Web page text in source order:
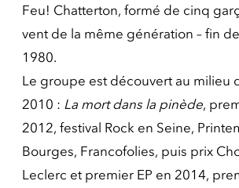
Feu! Chatterton, formé de cinq
vent de la même génération – fin
1980.
Le groupe est découvert au milieu
2010 : La mort dans la pinède,
2012, festival Rock en Seine,
Bourges, Francofolies, puis prix
Leclerc et premier EP en 2014,